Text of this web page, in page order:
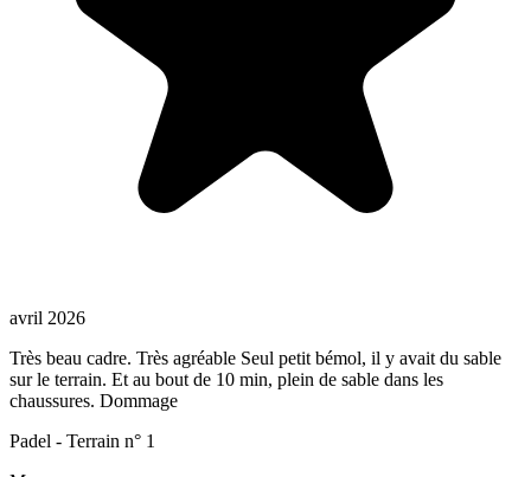
avril 2026
Très beau cadre. Très agréable Seul petit bémol, il y avait du sable
sur le terrain. Et au bout de 10 min, plein de sable dans les
chaussures. Dommage
Padel - Terrain n° 1